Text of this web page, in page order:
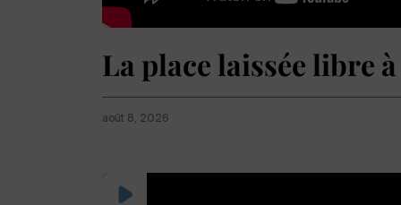
La place laissée libre
août 8, 2026